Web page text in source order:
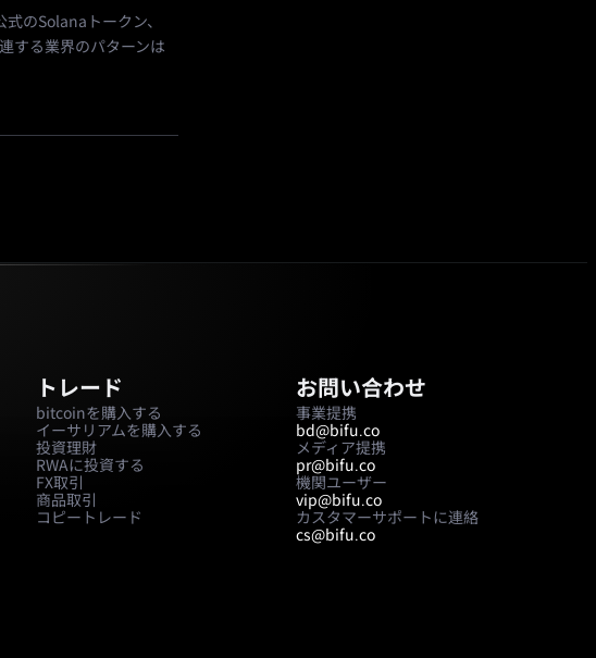
のSolanaトークン、
する業界のパターンは
トレード
bitcoinを購入する
イーサリアムを購入する
投資理財
RWAに投資する
FX取引
商品取引
コピートレード
お問い合わせ
事業提携
bd@bifu.co
メディア提携
pr@bifu.co
機関ユーザー
vip@bifu.co
カスタマーサポートに連絡
cs@bifu.co